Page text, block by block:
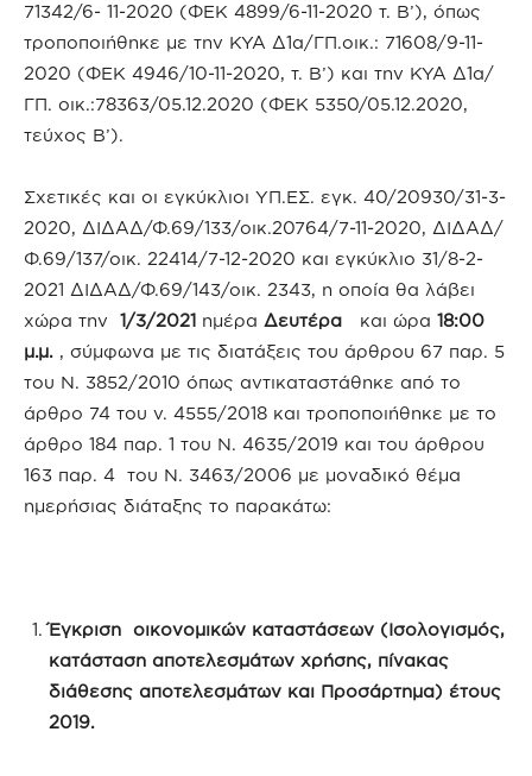
71342/6- 11-2020 (ΦΕΚ 4899/6-11-2020 τ. Β’), όπως
τροποποιήθηκε με την ΚΥΑ Δ1α/ΓΠ.οικ.: 71608/9-11-
2020 (ΦΕΚ 4946/10-11-2020, τ. Β’) και την ΚΥΑ Δ1α/
ΓΠ. οικ.:78363/05.12.2020 (ΦΕΚ 5350/05.12.2020,
τεύχος Β’).
Σχετικές και οι εγκύκλιοι ΥΠ.ΕΣ. εγκ. 40/20930/31-3-
2020, ΔΙΔΑΔ/Φ.69/133/οικ.20764/7-11-2020, ΔΙΔΑΔ/
Φ.69/137/οικ. 22414/7-12-2020 και εγκύκλιο 31/8-2-
2021 ΔΙΔΑΔ/Φ.69/143/οικ. 2343, η οποία θα λάβει
χώρα την
1/3/2021 ημέρα Δευτέρα και ώρα 18:00
μ.μ. , σύμφωνα με τις διατάξεις του άρθρου 67 παρ. 5
του Ν. 3852/2010 όπως αντικαταστάθηκε από το
άρθρο 74 του ν. 4555/2018 και τροποποιήθηκε με το
άρθρο 184 παρ. 1 του Ν. 4635/2019 και του άρθρου
163 παρ. 4 του Ν. 3463/2006 με μοναδικό θέμα
ημερήσιας διάταξης το παρακάτω:
Έγκριση οικονομικών καταστάσεων (Ισολογισμός,
κατάσταση αποτελεσμάτων χρήσης, πίνακας
διάθεσης αποτελεσμάτων και Προσάρτημα) έτους
2019.